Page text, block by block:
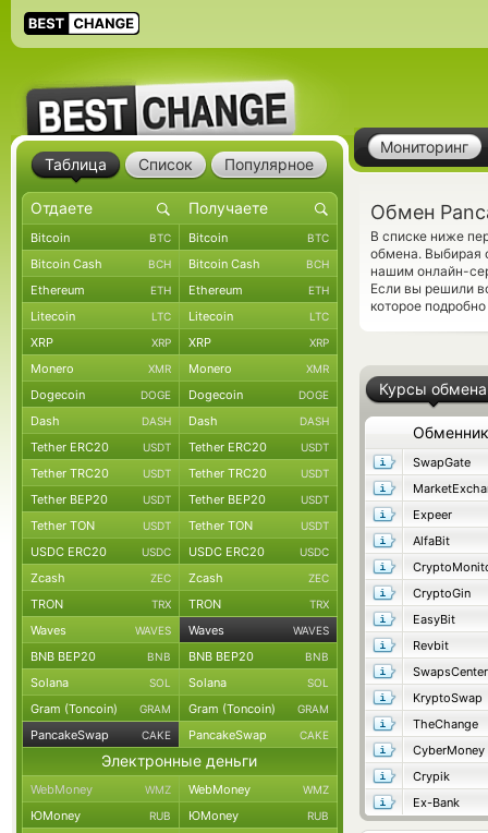
Мониторинг
Обмен
В списке ниже
обмена. Выбирая
нашим онлайн-
Если вы решили
которое
Курсы обмена
Обменник
SwapGate
Expeer
AlfaBit
CryptoGin
EasyBit
Revbit
SwapsCenter
KryptoSwap
TheChange
CyberMoney
Crypik
Ex-Bank
Таблица Список Популярное
Bitcoin BTC Bitcoin BTC
Bitcoin Cash BCH Bitcoin Cash BCH
Ethereum ETH Ethereum ETH
Litecoin LTC Litecoin LTC
XRP XRP XRP XRP
Monero XMR Monero XMR
Dogecoin DOGE Dogecoin DOGE
Dash DASH Dash DASH
Tether ERC20 USDT Tether ERC20 USDT
Tether TRC20 USDT Tether TRC20 USDT
Tether BEP20 USDT Tether BEP20 USDT
Tether TON USDT Tether TON USDT
USDC ERC20 USDC USDC ERC20 USDC
Zcash ZEC Zcash ZEC
TRON TRX TRON TRX
Waves WAVES Waves WAVES
BNB BEP20 BNB BNB BEP20 BNB
Solana SOL Solana SOL
Gram (Toncoin) GRAM Gram (Toncoin) GRAM
PancakeSwap CAKE PancakeSwap CAKE
Электронные деньги
WebMoney WMZ WebMoney WMZ
ЮMoney RUB ЮMoney RUB